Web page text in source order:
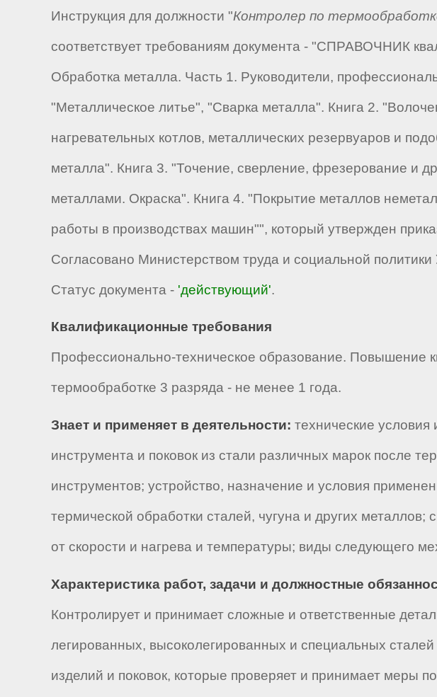
Инструкция для должности "Контролер по
соответствует требованиям документа - "СПРАВОЧНИК
Обработка металла. Часть 1. Руководители,
"Металлическое литье", "Сварка металла". Книга 2.
нагревательных котлов, металлических резервуаров и
металла". Книга 3. "Точение, сверление, фрезерование и
металлами. Окраска". Книга 4. "Покрытие металлов
работы в производствах машин"", который утвержден
Согласовано Министерством труда и социальной
Статус документа - 'действующий'.
Квалификационные требования
Профессионально-техническое образование. Повышение
термообработке 3 разряда - не менее 1 года.
Знает и применяет в деятельности: технические
инструмента и поковок из стали различных марок после
инструментов; устройство, назначение и условия
термической обработки сталей, чугуна и других
от скорости и нагрева и температуры; виды следующего
Характеристика работ, задачи и должностные
Контролирует и принимает сложные и ответственные
легированных, высоколегированных и специальных
изделий и поковок, которые проверяет и принимает меры